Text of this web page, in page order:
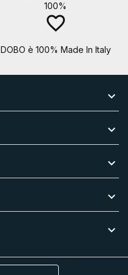
100%
favorite_border
DOBO è 100% Made In Italy




